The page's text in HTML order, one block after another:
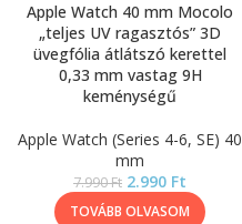
Apple Watch 40 mm Mocolo
„teljes UV ragasztós” 3D
üvegfólia átlátszó kerettel
0,33 mm vastag 9H
keménységű
Apple Watch (Series 4-6, SE) 40
mm
7.990Ft 2.990 Ft
TOVÁBB OLVASOM